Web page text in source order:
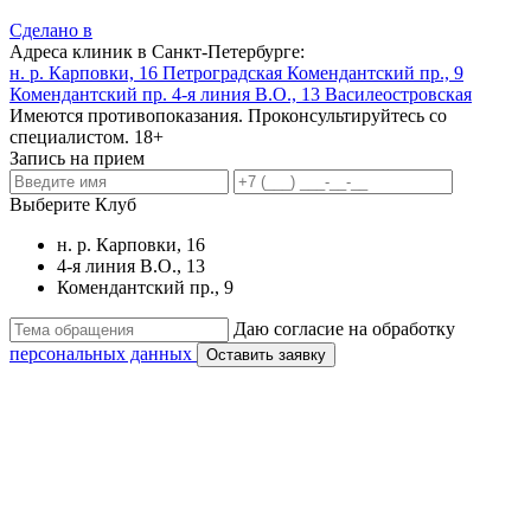
Сделано в
Адреса клиник в Санкт-Петербурге:
н. р. Карповки, 16 Петроградская Комендантский пр., 9
Комендантский пр. 4-я линия В.О., 13 Василеостровская
Имеются противопоказания. Проконсультируйтесь со
специалистом. 18+
Запись на прием
Выберите Клуб
н. р. Карповки, 16
4-я линия В.О., 13
Комендантский пр., 9
Даю согласие на обработку
персональных данных